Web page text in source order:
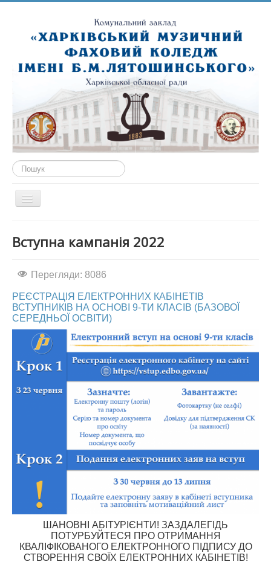
Пошук...
Перемикач
ПРО НАС
ПУБЛІЧНА ІНФОРМАЦІЯ
СТУДЕНТУ
КАБІНЕТ МЕТОДИСТА
НАВЧАЛЬНО-ВИХОВНА РОБОТА
МИСТЕЦЬКІ ПРОЄКТИ
БІБЛІОТЕКА, ФОНОТЕКА
МИСТЕЦЬКА ШКОЛА ПРИ ХМФК
Вступна кампанія 2022
Перегляди: 8086
РЕЄСТРАЦІЯ ЕЛЕКТРОННИХ КАБІНЕТІВ
ВСТУПНИКІВ НА ОСНОВІ 9-ТИ КЛАСІВ (БАЗОВОЇ
СЕРЕДНЬОЇ ОСВІТИ)
ШАНОВНІ АБІТУРІЄНТИ! ЗАЗДАЛЕГІДЬ
ПОТУРБУЙТЕСЯ ПРО ОТРИМАННЯ
КВАЛІФІКОВАНОГО ЕЛЕКТРОННОГО ПІДПИСУ ДО
СТВОРЕННЯ СВОЇХ ЕЛЕКТРОННИХ КАБІНЕТІВ!